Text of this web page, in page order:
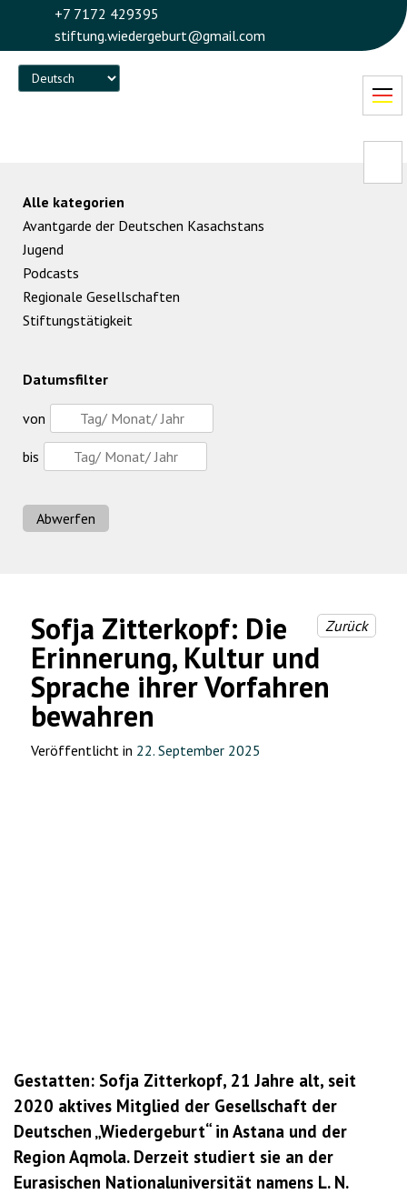
+7 7172 429395
stiftung.wiedergeburt@gmail.com
Language
Sofja Zitterkopf: Die
Erinnerung, Kultur und
Sprache ihrer Vorfahren
bewahren
Zurück
Veröffentlicht in 22. September 2025
Gestatten: Sofja Zitterkopf, 21 Jahre alt, seit
2020 aktives Mitglied der Gesellschaft der
Deutschen „Wiedergeburt“ in Astana und der
Region Aqmola. Derzeit studiert sie an der
Eurasischen Nationaluniversität namens L. N.
Alle kategorien
Avantgarde der Deutschen Kasachstans
Jugend
Podcasts
Regionale Gesellschaften
Stiftungstätigkeit
Datumsfilter
von
bis
Abwerfen